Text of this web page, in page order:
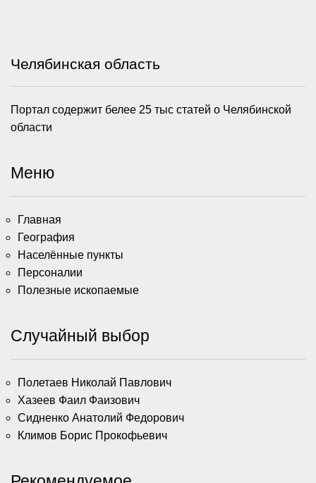
Челябинская область
Портал содержит белее 25 тыс статей о Челябинской
области
Меню
Главная
География
Населённые пункты
Персоналии
Полезные ископаемые
Случайный выбор
Полетаев Николай Павлович
Хазеев Фаил Фаизович
Сидненко Анатолий Федорович
Климов Борис Прокофьевич